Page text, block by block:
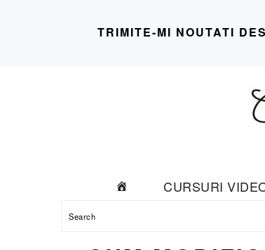
TRIMITE-MI NOUTATI
CURSURI
Search